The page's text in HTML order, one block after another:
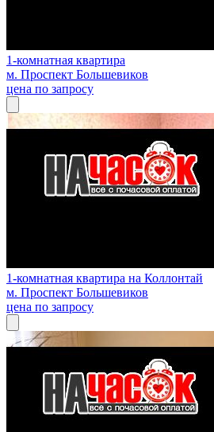
1-комнатная квартира
м. Проспект Большевиков
цена по запросу
1-комнатная квартира на Коллонтай
м. Проспект Большевиков
цена по запросу